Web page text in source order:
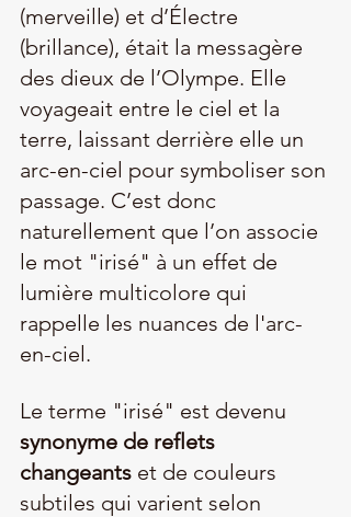
(merveille) et d’Électre
(brillance), était la messagère
des dieux de l’Olympe. Elle
voyageait entre le ciel et la
terre, laissant derrière elle un
arc-en-ciel pour symboliser son
passage. C’est donc
naturellement que l’on associe
le mot "irisé" à un effet de
lumière multicolore qui
rappelle les nuances de l'arc-
en-ciel.
Le terme "irisé" est devenu
synonyme de reflets
changeants et de couleurs
subtiles qui varient selon